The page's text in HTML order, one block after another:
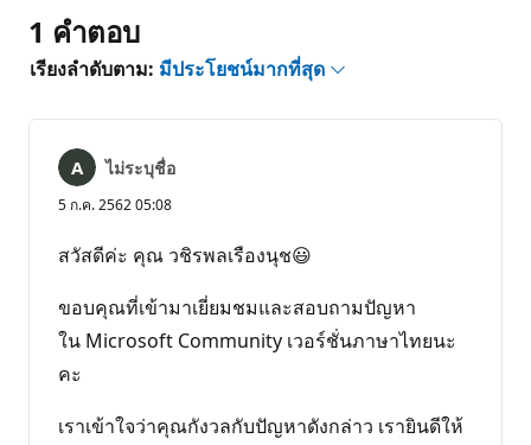
1 คำตอบ
เรียงลำดับตาม: มีประโยชน์มากที่สุด
ไม่ระบุชื่อ
5 ก.ค. 2562 05:08
สวัสดีค่ะ คุณ วชิรพลเรืองนุช😃
ขอบคุณที่เข้ามาเยี่ยมชมและสอบถามปัญหา
ใน Microsoft Community เวอร์ชั่นภาษาไทยนะ
คะ
เราเข้าใจว่าคุณกังวลกับปัญหาดังกล่าว เรายินดีให้